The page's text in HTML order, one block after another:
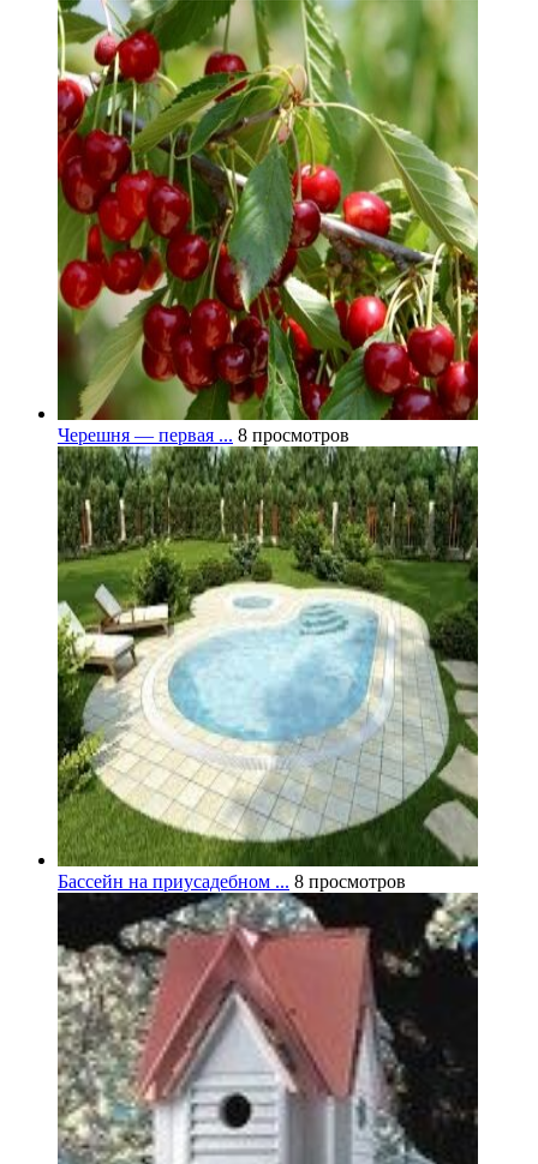
Черешня — первая ... 8 просмотров
Бассейн на приусадебном ... 8 просмотров